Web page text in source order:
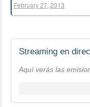
February 27, 2013
Streaming en
Aquí verás las